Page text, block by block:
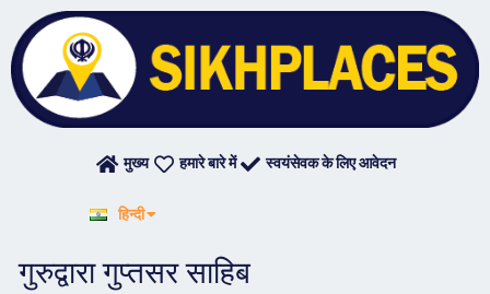
content
मुख्य हमारे बारे में स्वयंसेवक के लिए आवेदन
हिन्दी
ਪੰਜਾਬੀ
गुरुद्वारा गुप्तसर साहिब